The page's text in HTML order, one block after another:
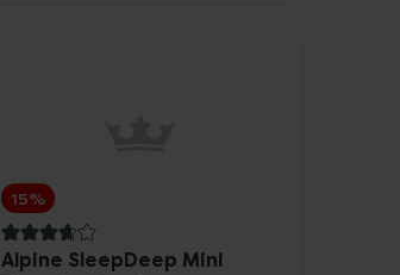
15%
3.9 av 5 i omdöme
Alpine SleepDeep Mini